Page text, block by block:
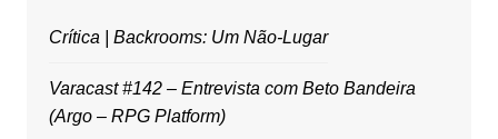
Crítica | Backrooms: Um Não-Lugar
Varacast #142 – Entrevista com Beto Bandeira
(Argo – RPG Platform)